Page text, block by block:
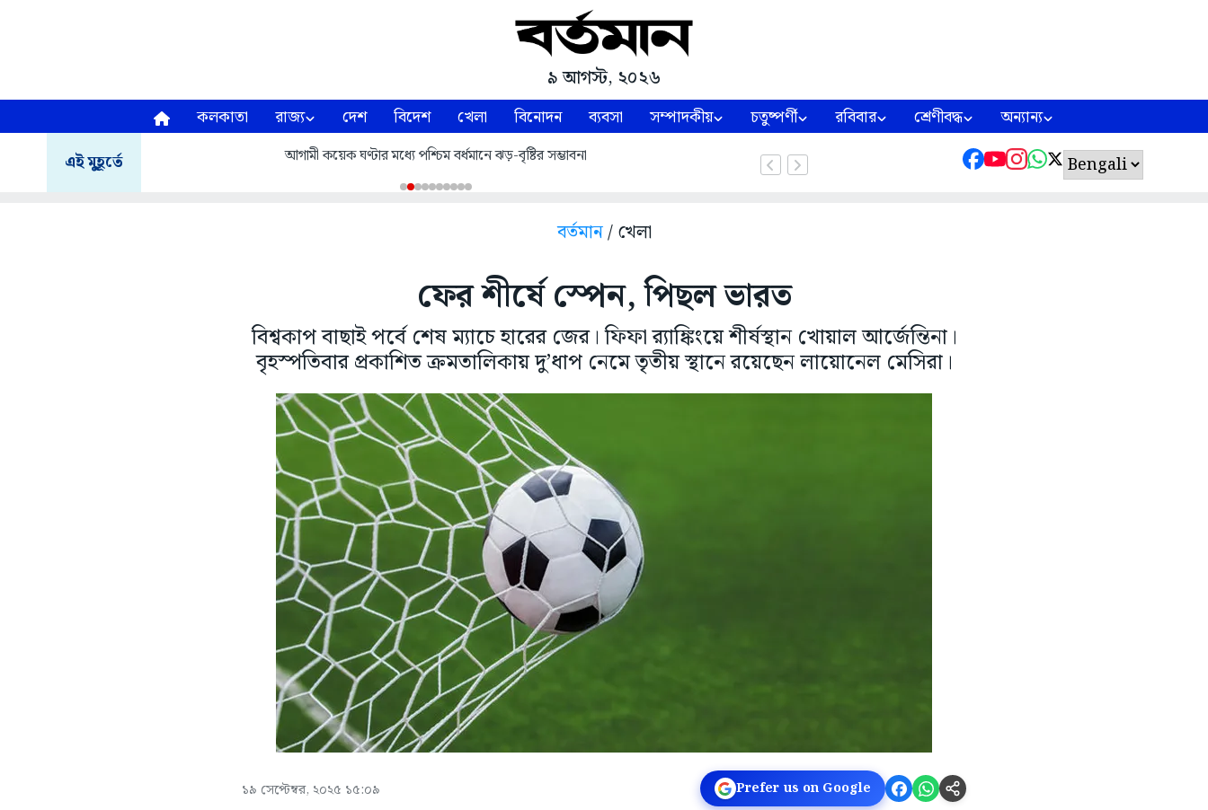
৯ আগস্ট, ২০২৬
কলকাতা রাজ্য দেশ বিদেশ খেলা বিনোদন ব্যবসা সম্পাদকীয় চতুষ্পর্ণী রবিবার শ্রেণীবদ্ধ অন্যান্য
এই মুহূর্তে আগামী কয়েক ঘণ্টার মধ্যে পশ্চিম বর্ধমানে ঝড়-বৃষ্টির সম্ভাবনা
বর্তমান/ খেলা
ফের শীর্ষে স্পেন, পিছল ভারত
বিশ্বকাপ বাছাই পর্বে শেষ ম্যাচে হারের জের। ফিফা র‌্যাঙ্কিংয়ে শীর্ষস্থান খোয়াল আর্জেন্তিনা।
বৃহস্পতিবার প্রকাশিত ক্রমতালিকায় দু’ধাপ নেমে তৃতীয় স্থানে রয়েছেন লায়োনেল মেসিরা।
১৯ সেপ্টেম্বর, ২০২৫ ১৫:০৯ Prefer us on Google